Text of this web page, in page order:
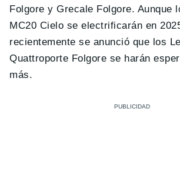
Folgore y Grecale Folgore. Aunque
MC20 Cielo se electrificarán en
recientemente se anunció que los
Quattroporte Folgore se harán
más.